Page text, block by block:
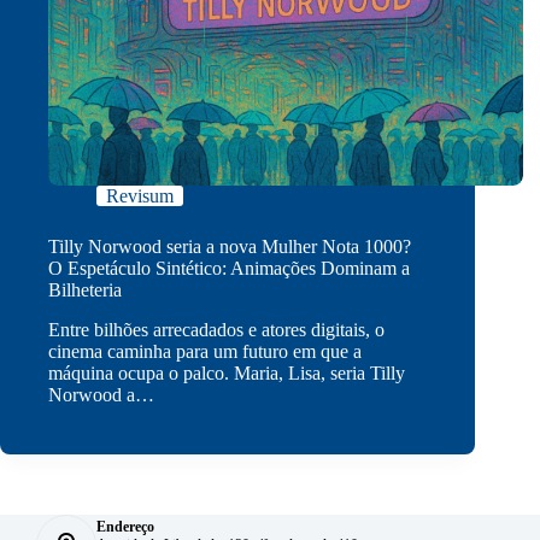
Revisum
Tilly Norwood seria a nova Mulher Nota 1000?
O Espetáculo Sintético: Animações Dominam a
Bilheteria
Entre bilhões arrecadados e atores digitais, o
cinema caminha para um futuro em que a
máquina ocupa o palco. Maria, Lisa, seria Tilly
Norwood a…
Endereço